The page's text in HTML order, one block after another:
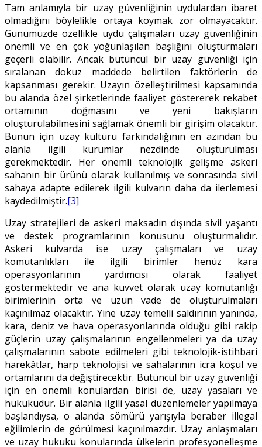
Tam anlamıyla bir uzay güvenliğinin uydulardan ibaret
olmadığını böylelikle ortaya koymak zor olmayacaktır.
Günümüzde özellikle uydu çalışmaları uzay güvenliğinin
önemli ve en çok yoğunlaşılan başlığını oluşturmaları
geçerli olabilir. Ancak bütüncül bir uzay güvenliği için
sıralanan dokuz maddede belirtilen faktörlerin de
kapsanması gerekir. Uzayın özelleştirilmesi kapsamında
bu alanda özel şirketlerinde faaliyet göstererek rekabet
ortamının doğmasını ve yeni bakışların
oluşturulabilmesini sağlamak önemli bir girişim olacaktır.
Bunun için uzay kültürü farkındalığının en azından bu
alanla ilgili kurumlar nezdinde oluşturulması
gerekmektedir. Her önemli teknolojik gelişme askeri
sahanın bir ürünü olarak kullanılmış ve sonrasında sivil
sahaya adapte edilerek ilgili kulvarın daha da ilerlemesi
kaydedilmiştir.[3]
Uzay stratejileri de askeri maksadın dışında sivil yaşantı
ve destek programlarının konusunu oluşturmalıdır.
Askeri kulvarda ise uzay çalışmaları ve uzay
komutanlıkları ile ilgili birimler henüz kara
operasyonlarının yardımcısı olarak faaliyet
göstermektedir ve ana kuvvet olarak uzay komutanlığı
birimlerinin orta ve uzun vade de oluşturulmaları
kaçınılmaz olacaktır. Yine uzay temelli saldırının yanında,
kara, deniz ve hava operasyonlarında olduğu gibi rakip
güçlerin uzay çalışmalarının engellenmeleri ya da uzay
çalışmalarının sabote edilmeleri gibi teknolojik-istihbari
harekâtlar, harp teknolojisi ve sahalarının icra koşul ve
ortamlarını da değiştirecektir. Bütüncül bir uzay güvenliği
için en önemli konulardan birisi de, uzay yasaları ve
hukukudur. Bir alanla ilgili yasal düzenlemeler yapılmaya
başlandıysa, o alanda sömürü yarışıyla beraber illegal
eğilimlerin de görülmesi kaçınılmazdır. Uzay anlaşmaları
ve uzay hukuku konularında ülkelerin profesyonelleşme